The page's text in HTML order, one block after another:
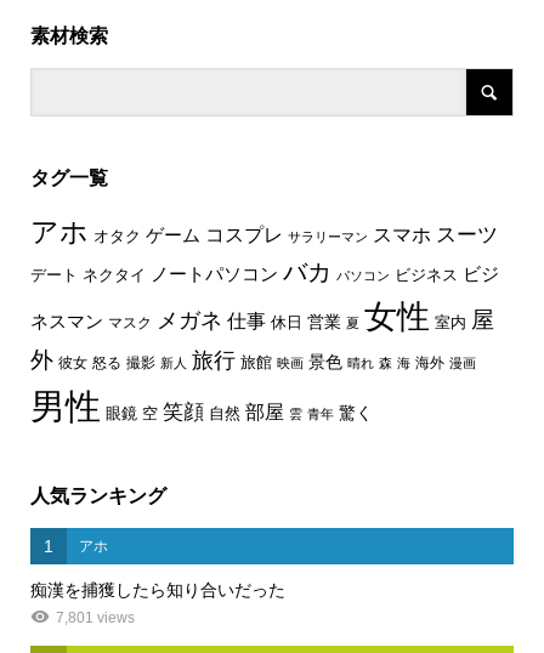
素材検索
タグ一覧
アホ オタク ゲーム コスプレ サラリーマン スマホ スーツ
デート ネクタイ ノートパソコン バカ パソコン ビジネス ビジ
ネスマン マスク メガネ 仕事 休日 営業 夏 女性 室内 屋
外 彼女 怒る 撮影 新人 旅行 旅館 映画 景色 晴れ 森 海 海外 漫画
男性 眼鏡 空 笑顔 自然 部屋 雲 青年 驚く
人気ランキング
1 アホ
痴漢を捕獲したら知り合いだった
7,801 views